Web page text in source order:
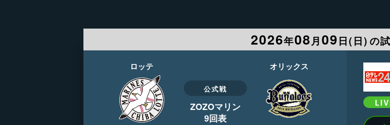
2026年08月09 日( 日) の
ロッテ
公式戦
ZOZOマリン
9回表
オリックス